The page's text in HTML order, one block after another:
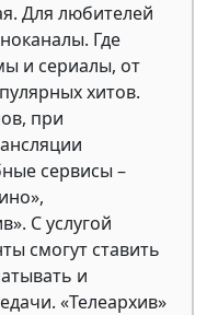
Для любителей
Где
и сериалы, от
хитов.
при
сервисы –
С услугой
смогут ставить
и
«Телеархив»